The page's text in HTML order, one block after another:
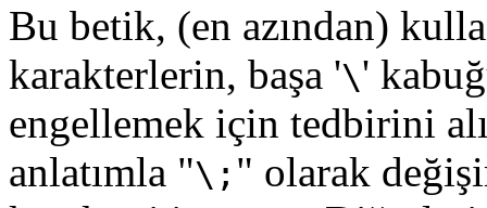
Bu betik, (en azından)
karakterlerin, başa '\'
engellemek için tedbirini
anlatımla "\; " olarak